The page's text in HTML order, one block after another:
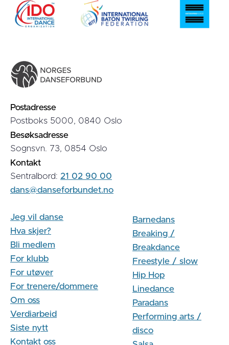
Postadresse
Postboks 5000, 0840 Oslo
Besøksadresse
Sognsvn. 73, 0854 Oslo
Kontakt
Sentralbord: 21 02 90 00
dans@danseforbundet.no
Jeg vil danse
Hva skjer?
Bli medlem
For klubb
For utøver
For trenere/dommere
Om oss
Verdiarbeid
Siste nytt
Kontakt oss
Barnedans
Breaking /
Breakdance
Freestyle / slow
Hip Hop
Linedance
Paradans
Performing arts /
disco